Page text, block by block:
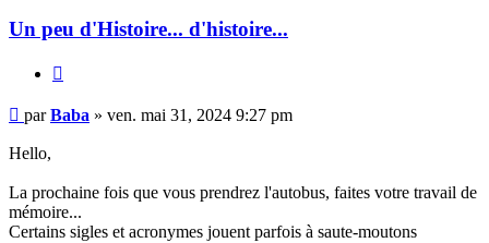
Un peu d'Histoire... d'histoire...
Message
parBaba » ven. mai 31, 2024 9:27 pm
Hello,
La prochaine fois que vous prendrez l'autobus, faites votre travail de
mémoire...
Certains sigles et acronymes jouent parfois à saute-moutons